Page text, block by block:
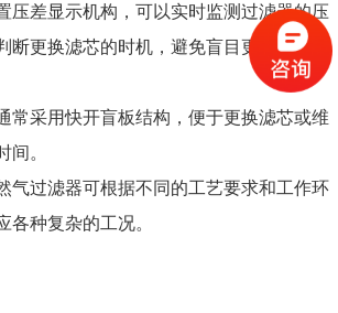
压差显示机构，可以实时监测过滤器的压
断更换滤芯的时机，避免盲目更换和浪
常采用快开盲板结构，便于更换滤芯或维
间。
气过滤器可根据不同的工艺要求和工作环
各种复杂的工况。